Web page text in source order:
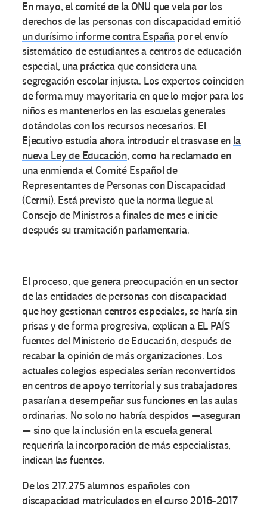
En mayo, el comité de la ONU que vela por los
derechos de las personas con discapacidad emitió
un durísimo informe contra España por el envío
sistemático de estudiantes a centros de educación
especial, una práctica que considera una
segregación escolar injusta. Los expertos coinciden
de forma muy mayoritaria en que lo mejor para los
niños es mantenerlos en las escuelas generales
dotándolas con los recursos necesarios. El
Ejecutivo estudia ahora introducir el trasvase en la
nueva Ley de Educación, como ha reclamado en
una enmienda el Comité Español de
Representantes de Personas con Discapacidad
(Cermi). Está previsto que la norma llegue al
Consejo de Ministros a finales de mes e inicie
después su tramitación parlamentaria.
El proceso, que genera preocupación en un sector
de las entidades de personas con discapacidad
que hoy gestionan centros especiales, se haría sin
prisas y de forma progresiva, explican a EL PAÍS
fuentes del Ministerio de Educación, después de
recabar la opinión de más organizaciones. Los
actuales colegios especiales serían reconvertidos
en centros de apoyo territorial y sus trabajadores
pasarían a desempeñar sus funciones en las aulas
ordinarias. No solo no habría despidos —aseguran
— sino que la inclusión en la escuela general
requeriría la incorporación de más especialistas,
indican las fuentes.
De los 217.275 alumnos españoles con
discapacidad matriculados en el curso 2016-2017